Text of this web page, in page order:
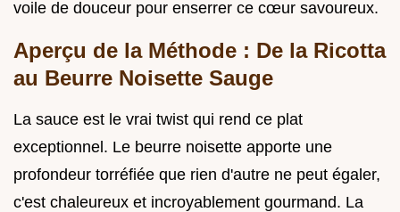
voile de douceur pour enserrer ce cœur savoureux.
Aperçu de la Méthode : De la Ricotta
au Beurre Noisette Sauge
La sauce est le vrai twist qui rend ce plat
exceptionnel. Le beurre noisette apporte une
profondeur torréfiée que rien d'autre ne peut égaler,
c'est chaleureux et incroyablement gourmand. La